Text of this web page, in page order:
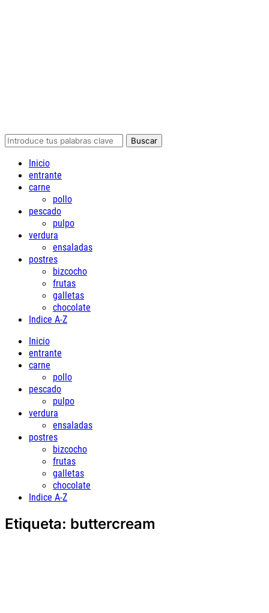
Inicio
entrante
carne
pollo
pescado
pulpo
verdura
ensaladas
postres
bizcocho
frutas
galletas
chocolate
Indice A-Z
Inicio
entrante
carne
pollo
pescado
pulpo
verdura
ensaladas
postres
bizcocho
frutas
galletas
chocolate
Indice A-Z
Etiqueta: buttercream